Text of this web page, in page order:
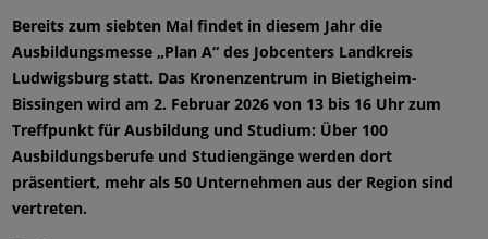
Bereits zum siebten Mal findet in diesem Jahr die
Ausbildungsmesse „Plan A“ des Jobcenters Landkreis
Ludwigsburg statt. Das Kronenzentrum in Bietigheim-
Bissingen wird am 2. Februar 2026 von 13 bis 16 Uhr zum
Treffpunkt für Ausbildung und Studium: Über 100
Ausbildungsberufe und Studiengänge werden dort
präsentiert, mehr als 50 Unternehmen aus der Region sind
vertreten.